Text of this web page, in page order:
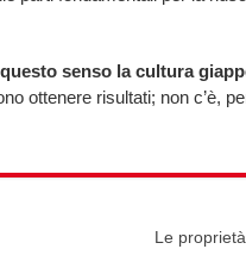
senso la cultura
ottenere risultati; non c’è,
Le